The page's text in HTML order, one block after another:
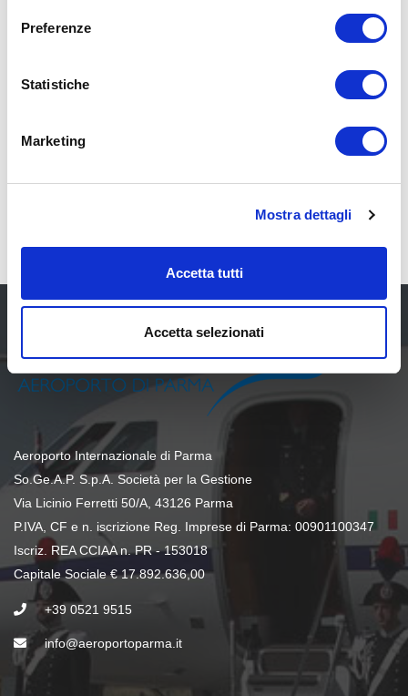
Preferenze
Statistiche
Marketing
Mostra dettagli
Accetta tutti
Accetta selezionati
Procedure speciali applicabili agli aeromobili in condizioni di
ENAV - TAVOLE AIP
Aeroporto Internazionale di Parma
So.Ge.A.P. S.p.A. Società per la Gestione
Via Licinio Ferretti 50/A, 43126 Parma
P.IVA, CF e n. iscrizione Reg. Imprese di Parma: 00901100347
Iscriz. REA CCIAA n. PR - 153018
Capitale Sociale € 17.892.636,00
+39 0521 9515
info@aeroportoparma.it